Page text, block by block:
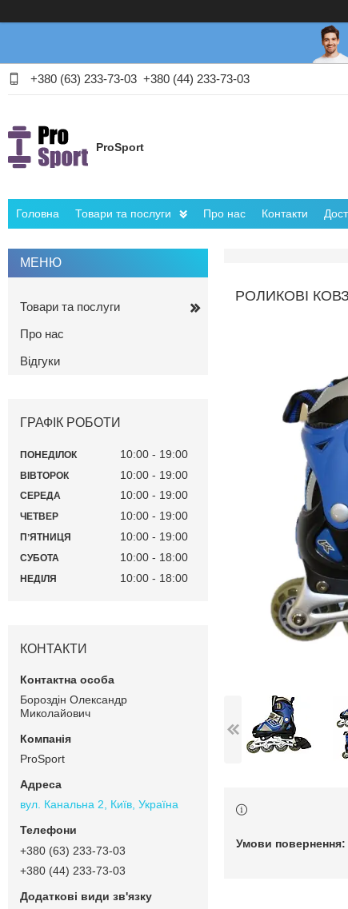
+380 (63) 233-73-03 +380 (44) 233-73-03
ProSport
Головна Товари та послуги Про нас Контакти
РОЛИКОВІ
Товари та послуги
Про нас
Відгуки
ГРАФІК РОБОТИ
ПОНЕДІЛОК 10:00 19:00
ВІВТОРОК 10:00 19:00
СЕРЕДА 10:00 19:00
ЧЕТВЕР 10:00 19:00
ПʼЯТНИЦЯ 10:00 19:00
СУБОТА 10:00 18:00
НЕДІЛЯ 10:00 18:00
КОНТАКТИ
Бороздін Олександр
Миколайович
ProSport
вул. Канальна 2, Київ, Україна
+380 (63) 233-73-03
+380 (44) 233-73-03